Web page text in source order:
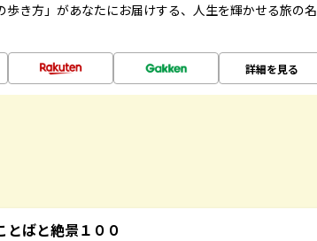
き方」があなたにお届けする、人生を輝かせる旅の名
詳細を見る
とばと絶景１００